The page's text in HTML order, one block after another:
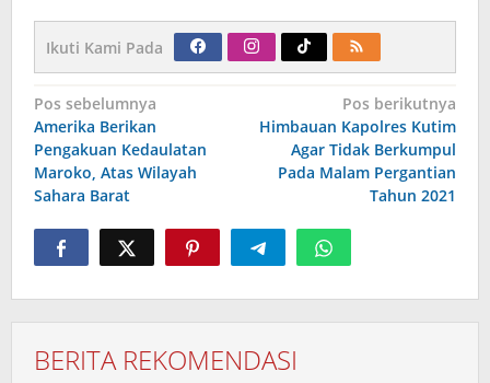
Ikuti Kami Pada
Navigasi
pos
Pos sebelumnya
Amerika Berikan
Pengakuan Kedaulatan
Maroko, Atas Wilayah
Sahara Barat
Pos berikutnya
Himbauan Kapolres Kutim
Agar Tidak Berkumpul
Pada Malam Pergantian
Tahun 2021
BERITA REKOMENDASI